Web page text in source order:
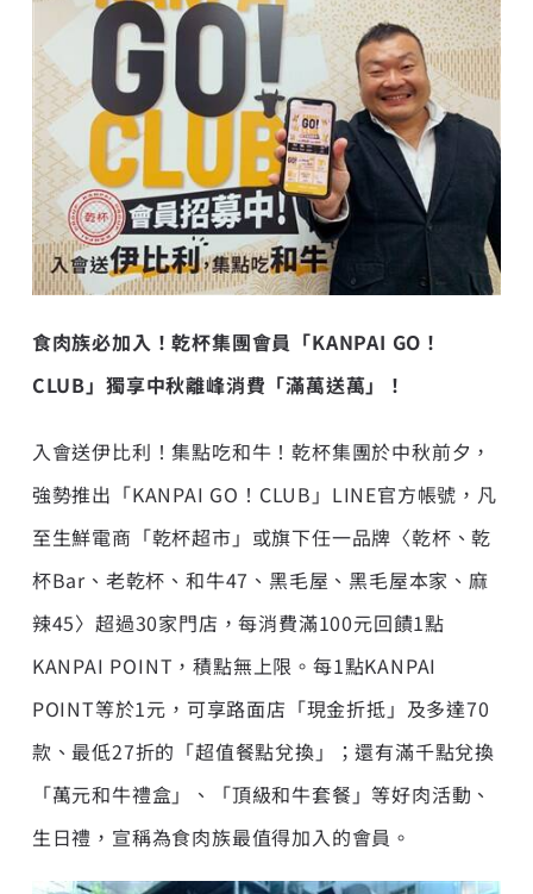
食肉族必加入！乾杯集團會員「KANPAI GO ！
CLUB」 獨享中秋離峰消費「滿萬送萬」！
入會送伊比利！集點吃和牛！乾杯集團於中秋前夕，
強勢推出「KANPAI GO！CLUB」LINE官方帳號，凡
至生鮮電商「乾杯超市」或旗下任一品牌〈乾杯、乾
杯Bar、老乾杯、和牛47、黑毛屋、黑毛屋本家、麻
辣45〉超過30家門店，每消費滿100元回饋1點
KANPAI POINT，積點無上限。每1點KANPAI
POINT等於1元，可享路面店「現金折抵」及多達70
款、最低27折的「超值餐點兌換」；還有滿千點兌換
「萬元和牛禮盒」、「頂級和牛套餐」等好肉活動、
生日禮，宣稱為食肉族最值得加入的會員。